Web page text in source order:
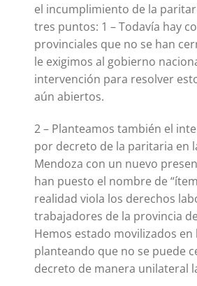
el incumplimiento de la
tres puntos: 1 – Todavía hay
provinciales que no se han
le exigimos al gobierno
intervención para resolver
aún abiertos.
2 – Planteamos también el
por decreto de la paritaria en
Mendoza con un nuevo
han puesto el nombre de
realidad viola los derechos
trabajadores de la provincia
Hemos estado movilizados en
planteando que no se puede
decreto de manera unilateral